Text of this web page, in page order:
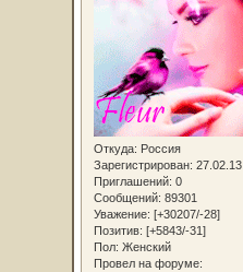
Откуда: Россия
Зарегистрирован: 27.02.13
Приглашений: 0
Сообщений: 89301
Уважение: [+30207/-28]
Позитив: [+5843/-31]
Пол: Женский
Провел на форуме: